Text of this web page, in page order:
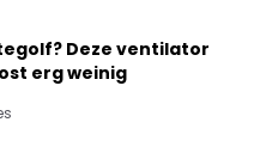
Deze ventilator
erg weinig